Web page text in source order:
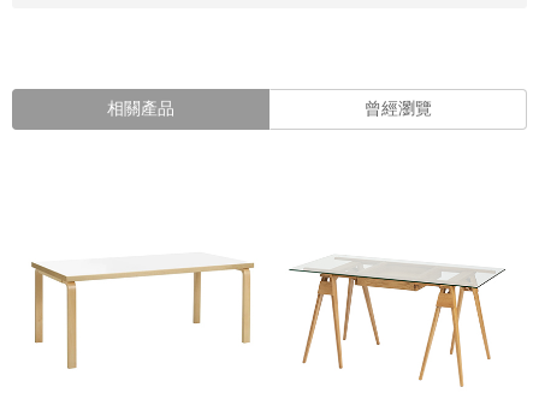
相關產品 曾經瀏覽